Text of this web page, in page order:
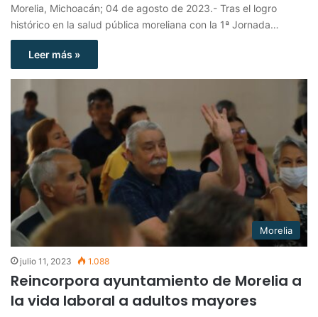
Morelia, Michoacán; 04 de agosto de 2023.- Tras el logro
histórico en la salud pública moreliana con la 1ª Jornada…
Leer más »
Morelia
julio 11, 2023 1.088
Reincorpora ayuntamiento de Morelia a
la vida laboral a adultos mayores